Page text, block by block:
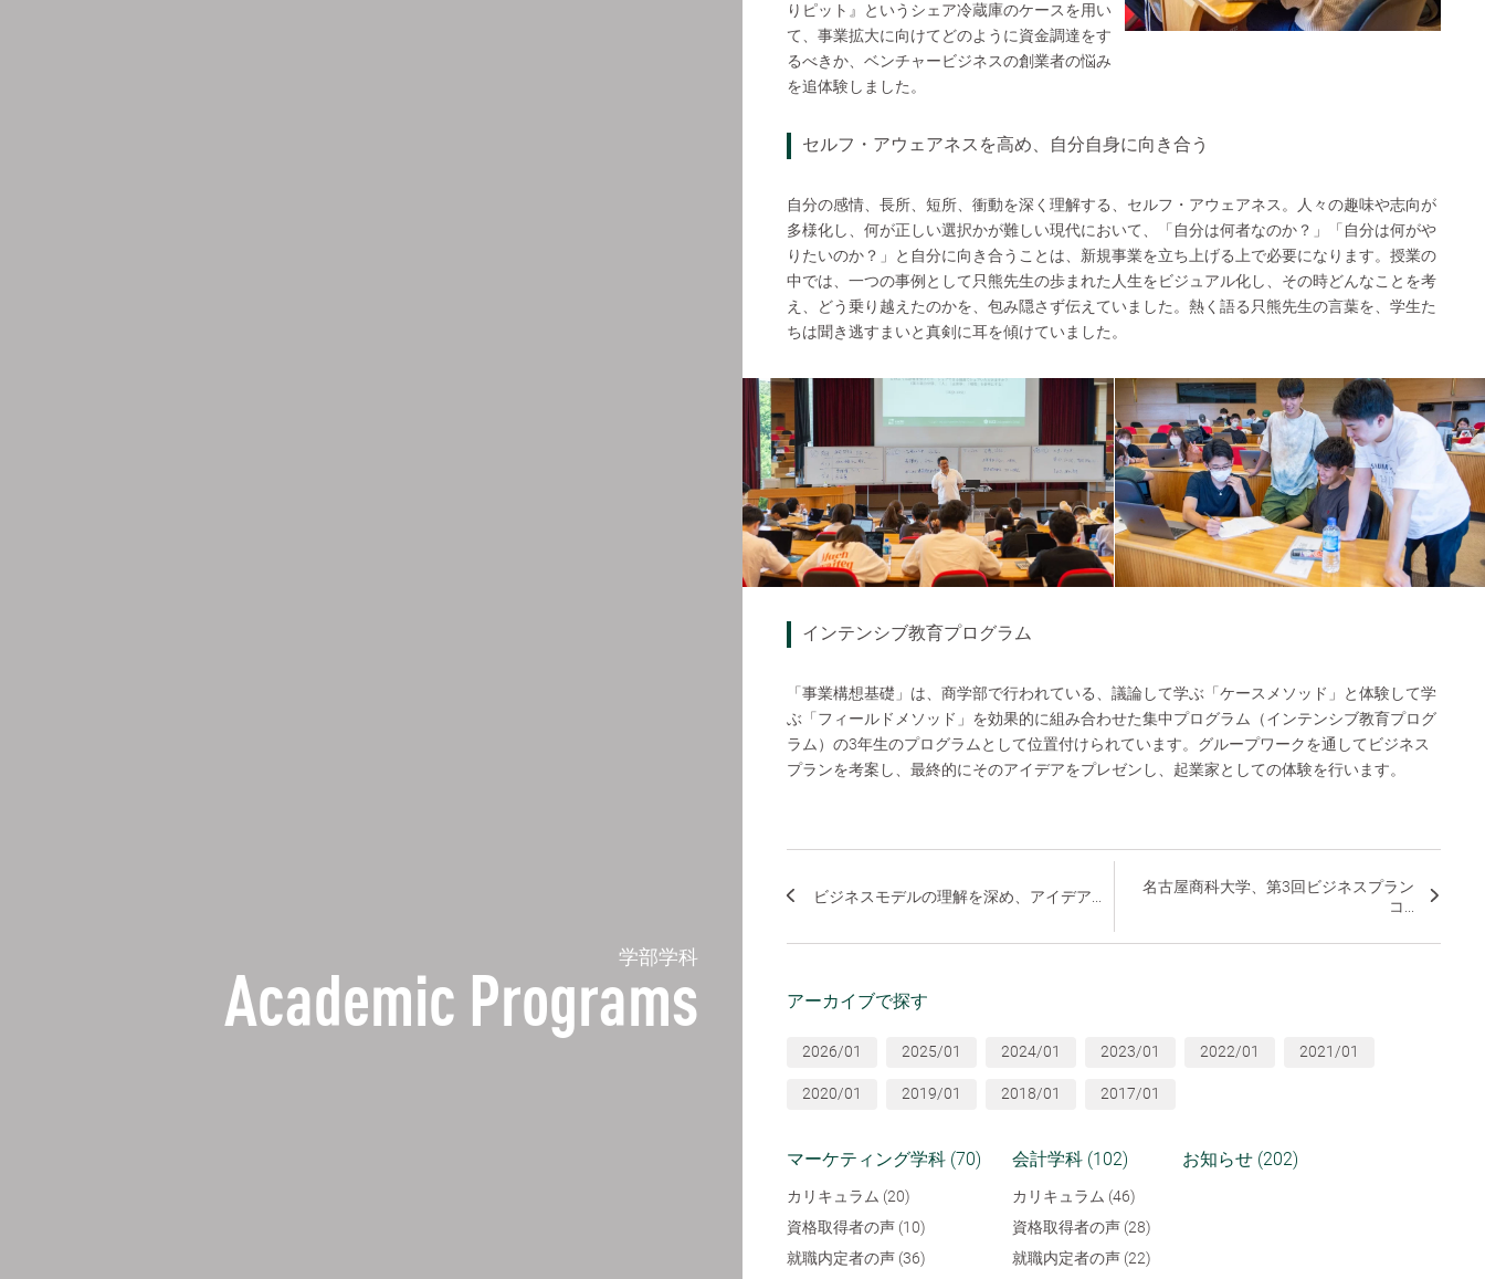
学部学科
Academic Programs
りピット』というシェア冷蔵庫のケースを用い
て、事業拡大に向けてどのように資金調達をす
るべきか、ベンチャービジネスの創業者の悩み
を追体験しました。
セルフ・アウェアネスを高め、自分自身に向き合う
自分の感情、長所、短所、衝動を深く理解する、セルフ・アウェアネス。人々の趣味や志向が
多様化し、何が正しい選択かが難しい現代において、「自分は何者なのか？」「自分は何がや
りたいのか？」と自分に向き合うことは、新規事業を立ち上げる上で必要になります。授業の
中では、一つの事例として只熊先生の歩まれた人生をビジュアル化し、その時どんなことを考
え、どう乗り越えたのかを、包み隠さず伝えていました。熱く語る只熊先生の言葉を、学生た
ちは聞き逃すまいと真剣に耳を傾けていました。
インテンシブ教育プログラム
「事業構想基礎」は、商学部で行われている、議論して学ぶ「ケースメソッド」と体験して学
ぶ「フィールドメソッド」を効果的に組み合わせた集中プログラム（インテンシブ教育プログ
ラム）の3年生のプログラムとして位置付けられています。グループワークを通してビジネス
プランを考案し、最終的にそのアイデアをプレゼンし、起業家としての体験を行います。
ビジネスモデルの理解を深め、アイデア...
名古屋商科大学、第3回ビジネスプラン
コ...
アーカイブで探す
2026/01 2025/01 2024/01 2023/01 2022/01 2021/01
2020/01 2019/01 2018/01 2017/01
マーケティング学科 (70)
カリキュラム (20)
資格取得者の声 (10)
就職内定者の声 (36)
会計学科 (102)
カリキュラム (46)
資格取得者の声 (28)
就職内定者の声 (22)
お知らせ (202)